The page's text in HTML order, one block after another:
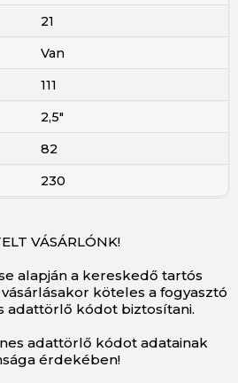
21
Van
111
2,5"
82
230
VÁSÁRLÓNK!
alapján a kereskedő tartós
köteles a fogyasztó
adattörlő kódot biztosítani.
adattörlő kódot adatainak
érdekében!